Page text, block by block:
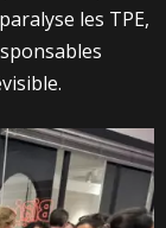
les TPE,